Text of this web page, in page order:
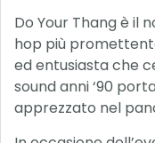
Do Your Thang è il
hop più
ed entusiasta che
sound anni ‘90
apprezzato nel